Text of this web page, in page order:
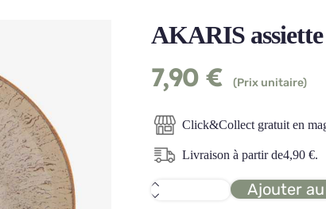
AKARIS
7,90 € (Prix unitaire)
Click&Collect gratuit en
Livraison à partir de4,90 €.
quantité
de
Ajouter